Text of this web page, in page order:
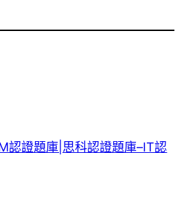
認證題庫|思科認證題庫–IT認